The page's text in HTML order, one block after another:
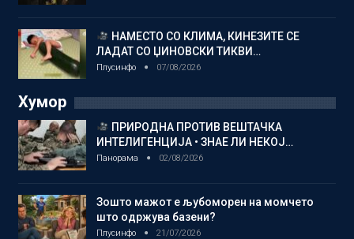
НАМЕСТО СО КЛИМА, КИНЕЗИТЕ СЕ
ЛАДАТ СО ЏИНОВСКИ ТИКВИ…
Плусинфо 07/08/2026
Хумор
ПРИРОДНА ПРОТИВ ВЕШТАЧКА
ИНТЕЛИГЕНЦИЈА • ЗНАЕ ЛИ НЕКОЈ…
Панорама 02/08/2026
Зошто мажот е љубоморен на момчето
што одржува базени?
Плусинфо 21/07/2026